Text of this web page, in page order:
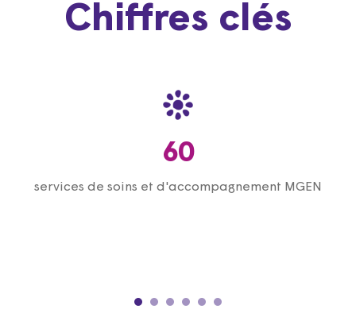
Chiffres clés
60
services de soins et d'accompagnement MGEN